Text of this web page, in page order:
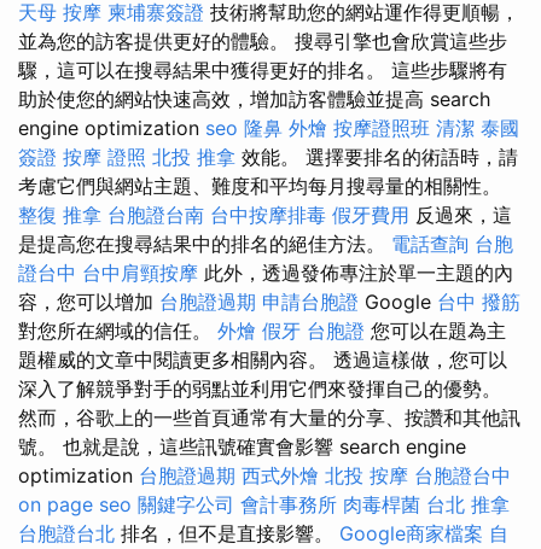
天母 按摩 柬埔寨簽證 技術將幫助您的網站運作得更順暢，
並為您的訪客提供更好的體驗。 搜尋引擎也會欣賞這些步
驟，這可以在搜尋結果中獲得更好的排名。 這些步驟將有
助於使您的網站快速高效，增加訪客體驗並提高 search
engine optimization seo 隆鼻 外燴 按摩證照班 清潔 泰國
簽證 按摩 證照 北投 推拿 效能。 選擇要排名的術語時，請
考慮它們與網站主題、難度和平均每月搜尋量的相關性。
整復 推拿 台胞證台南 台中按摩排毒 假牙費用 反過來，這
是提高您在搜尋結果中的排名的絕佳方法。 電話查詢 台胞
證台中 台中肩頸按摩 此外，透過發佈專注於單一主題的內
容，您可以增加 台胞證過期 申請台胞證 Google 台中 撥筋
對您所在網域的信任。 外燴 假牙 台胞證 您可以在題為主
題權威的文章中閱讀更多相關內容。 透過這樣做，您可以
深入了解競爭對手的弱點並利用它們來發揮自己的優勢。
然而，谷歌上的一些首頁通常有大量的分享、按讚和其他訊
號。 也就是說，這些訊號確實會影響 search engine
optimization 台胞證過期 西式外燴 北投 按摩 台胞證台中
on page seo 關鍵字公司 會計事務所 肉毒桿菌 台北 推拿
台胞證台北 排名，但不是直接影響。 Google商家檔案 自